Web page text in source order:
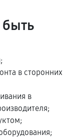
в сторонних
в